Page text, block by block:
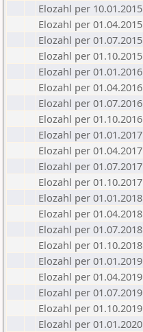
Elozahl per 10.01.2015
Elozahl per 01.04.2015
Elozahl per 01.07.2015
Elozahl per 01.10.2015
Elozahl per 01.01.2016
Elozahl per 01.04.2016
Elozahl per 01.07.2016
Elozahl per 01.10.2016
Elozahl per 01.01.2017
Elozahl per 01.04.2017
Elozahl per 01.07.2017
Elozahl per 01.10.2017
Elozahl per 01.01.2018
Elozahl per 01.04.2018
Elozahl per 01.07.2018
Elozahl per 01.10.2018
Elozahl per 01.01.2019
Elozahl per 01.04.2019
Elozahl per 01.07.2019
Elozahl per 01.10.2019
Elozahl per 01.01.2020